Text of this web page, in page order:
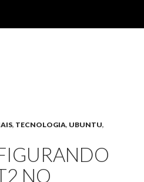
, TECNOLOGIA, UBUNTU,
NO